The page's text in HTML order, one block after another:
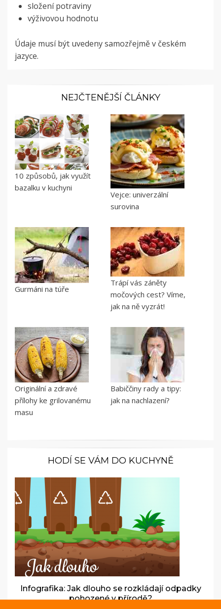
složení potraviny
výživovou hodnotu
Údaje musí být uvedeny samozřejmě v českém
jazyce.
NEJČTENĚJŠÍ ČLÁNKY
10 způsobů, jak využít
bazalku v kuchyni
Vejce: univerzální
surovina
Gurmáni na túře
Trápí vás záněty
močových cest? Víme,
jak na ně vyzrát!
Originální a zdravé
přílohy ke grilovanému
masu
Babiččiny rady a tipy:
jak na nachlazení?
HODÍ SE VÁM DO KUCHYNĚ
Infografika: Jak dlouho se rozkládají odpadky
pohozené v přírodě?